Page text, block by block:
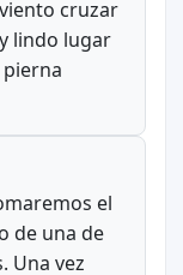
cruzar
lindo lugar
el
de una de
Una vez